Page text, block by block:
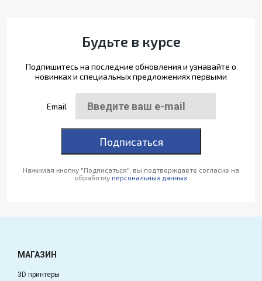
Будьте в курсе
Подпишитесь на последние обновления и узнавайте о
новинках и специальных предложениях первыми
Email
Подписаться
Нажимая кнопку "Подписаться", вы подтверждаете согласие на
обработку персональных данных
МАГАЗИН
3D принтеры